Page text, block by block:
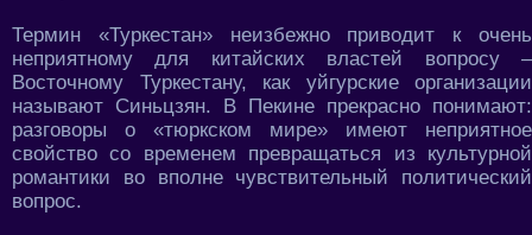
Термин «Туркестан» неизбежно приводит к очень
неприятному для китайских властей вопросу –
Восточному Туркестану, как уйгурские организации
называют Синьцзян. В Пекине прекрасно понимают:
разговоры о «тюркском мире» имеют неприятное
свойство со временем превращаться из культурной
романтики во вполне чувствительный политический
вопрос.